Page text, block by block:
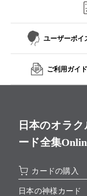
ユーザーボイ
ご利用ガイド
日本のオラ
ード全集
カードの購入
日本の神様カード